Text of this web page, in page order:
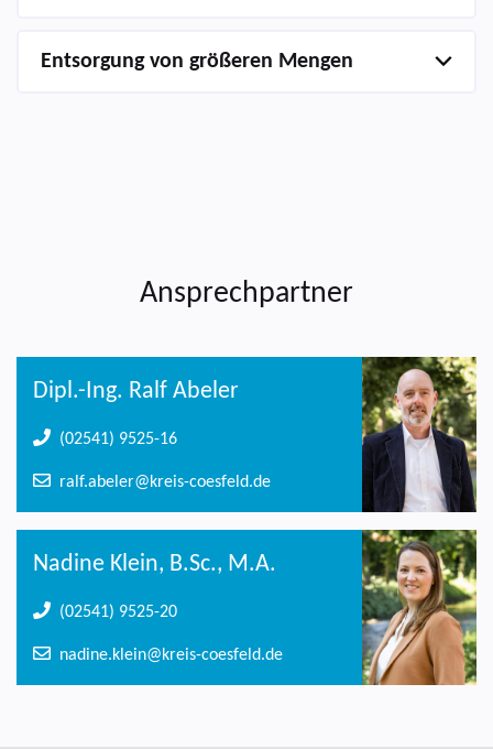
Entsorgung von größeren Mengen
Ansprechpartner
Dipl.-Ing. Ralf Abeler
(02541) 9525-16
ralf.abeler@kreis-coesfeld.de
Nadine Klein, B.Sc., M.A.
(02541) 9525-20
nadine.klein@kreis-coesfeld.de